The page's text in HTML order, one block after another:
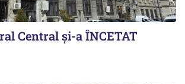
Central și-a ÎNCETAT